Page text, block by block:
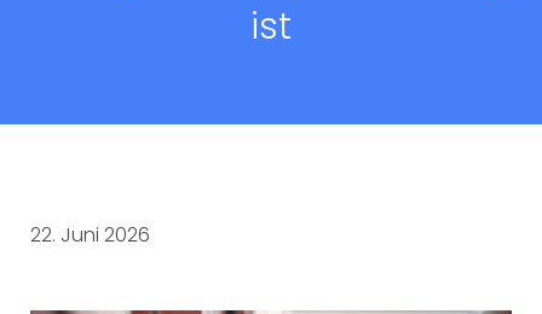
ist
22. Juni 2026